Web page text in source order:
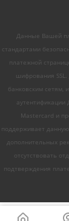
Данные Вашей
стандартами
платежной
шифрования
банковским
аутентификации
Mastercard и
поддерживает
дополнительных
отсутствовать
подтверждения